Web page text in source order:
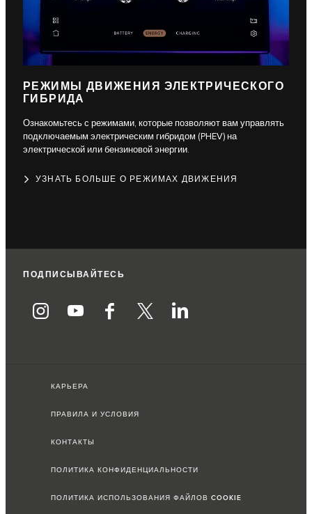
РЕЖИМЫ ДВИЖЕНИЯ ЭЛЕКТРИЧЕСКОГО
ГИБРИДА
Ознакомьтесь с режимами, которые позволяют вам управлять
подключаемым электрическим гибридом (PHEV) на
электрической или бензиновой энергии.
УЗНАТЬ БОЛЬШЕ О РЕЖИМАХ ДВИЖЕНИЯ
ПОДПИСЫВАЙТЕСЬ
КАРЬЕРА
ПРАВИЛА И УСЛОВИЯ
КОНТАКТЫ
ПОЛИТИКА КОНФИДЕНЦИАЛЬНОСТИ
ПОЛИТИКА ИСПОЛЬЗОВАНИЯ ФАЙЛОВ COOKIE